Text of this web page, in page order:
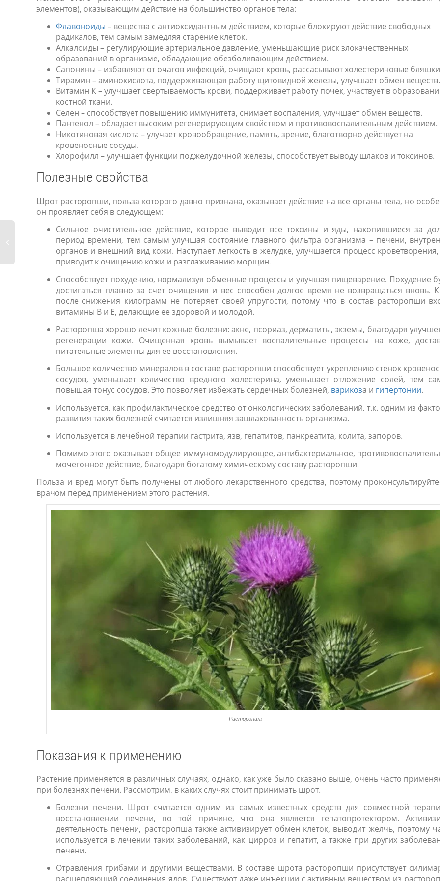
элементов), оказывающим действие на большинство органов тела:
Флавоноиды – вещества с антиоксидантным действием, которые блокируют действие свободных
радикалов, тем самым замедляя старение клеток.
Алкалоиды – регулирующие артериальное давление, уменьшающие риск злокачественных
образований в организме, обладающие обезболивающим действием.
Сапонины – избавляют от очагов инфекций, очищают кровь, рассасывают холестериновые
Тирамин – аминокислота, поддерживающая работу щитовидной железы, улучшает обмен веществ.
Витамин К – улучшает свертываемость крови, поддерживает работу почек, участвует в
костной ткани.
Селен – способствует повышению иммунитета, снимает воспаления, улучшает обмен веществ.
Пантенол – обладает высоким регенерирующим свойством и противовоспалительным действием.
Никотиновая кислота – улучает кровообращение, память, зрение, благотворно действует на
кровеносные сосуды.
Хлорофилл – улучшает функции поджелудочной железы, способствует выводу шлаков и токсинов.
Полезные свойства
Шрот расторопши, польза которого давно признана, оказывает действие на все органы тела, но
он проявляет себя в следующем:
Сильное очистительное действие, которое выводит все токсины и яды, накопившиеся за
период времени, тем самым улучшая состояние главного фильтра организма – печени,
органов и внешний вид кожи. Наступает легкость в желудке, улучшается процесс
приводит к очищению кожи и разглаживанию морщин.
Способствует похудению, нормализуя обменные процессы и улучшая пищеварение. Похудение
достигаться плавно за счет очищения и вес способен долгое время не возвращаться вновь.
после снижения килограмм не потеряет своей упругости, потому что в состав расторопши
витамины В и Е, делающие ее здоровой и молодой.
Расторопша хорошо лечит кожные болезни: акне, псориаз, дерматиты, экземы, благодаря
регенерации кожи. Очищенная кровь вымывает воспалительные процессы на коже,
питательные элементы для ее восстановления.
Большое количество минералов в составе расторопши способствует укреплению стенок
сосудов, уменьшает количество вредного холестерина, уменьшает отложение солей, тем
повышая тонус сосудов. Это позволяет избежать сердечных болезней, варикоза и гипертонии.
Используется, как профилактическое средство от онкологических заболеваний, т.к. одним из
развития таких болезней считается излишняя зашлакованность организма.
Используется в лечебной терапии гастрита, язв, гепатитов, панкреатита, колита, запоров.
Помимо этого оказывает общее иммуномодулирующее, антибактериальное,
мочегонное действие, благодаря богатому химическому составу расторопши.
Польза и вред могут быть получены от любого лекарственного средства, поэтому
врачом перед применением этого растения.
Расторопша
Показания к применению
Растение применяется в различных случаях, однако, как уже было сказано выше, очень часто
при болезнях печени. Рассмотрим, в каких случях стоит принимать шрот.
Болезни печени. Шрот считается одним из самых известных средств для совместной
восстановлении печени, по той причине, что она является гепатопротектором.
деятельность печени, расторопша также активизирует обмен клеток, выводит желчь, поэтому
используется в лечении таких заболеваний, как цирроз и гепатит, а также при других
печени.
Отравления грибами и другими веществами. В составе шрота расторопши присутствует
расщепляющий соединения ядов. Существуют даже инъекции с активным веществом из